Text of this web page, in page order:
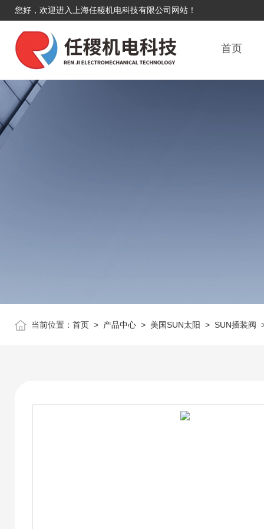
您好，欢迎进入上海任稷机电科技有限公司网站！
首页
当前位置： 首页 > 产品中心 > 美国SUN太阳 > SUN插装阀